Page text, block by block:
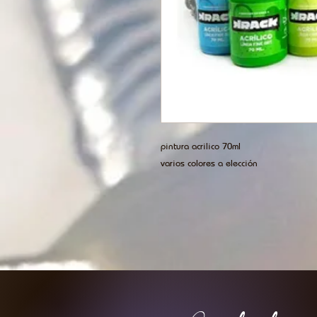
pintura acrilico 70ml
varios colores a elección